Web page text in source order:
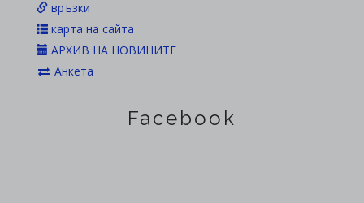
връзки
карта на сайта
АРХИВ НА НОВИНИТЕ
Анкета
Facebook